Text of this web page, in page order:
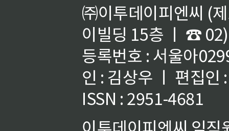
㈜이투데이피엔씨 (
이빌딩 15층 ㅣ ☎
등록번호 : 서울아
인 : 김상우 ㅣ 편집인
ISSN : 2951-4681